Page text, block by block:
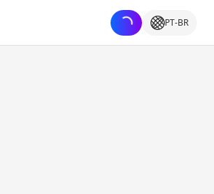
PT-BR